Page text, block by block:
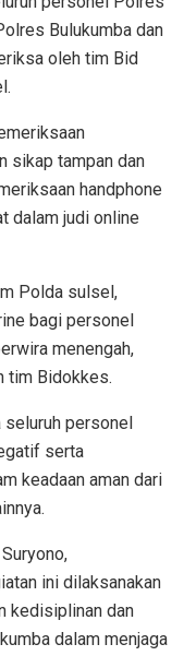
Bulukumba dan
oleh tim Bid
sikap tampan dan
handphone
dalam judi online
Polda sulsel,
bagi personel
menengah,
tim Bidokkes.
personel
serta
keadaan aman dari
ini dilaksanakan
kedisiplinan dan
dalam menjaga